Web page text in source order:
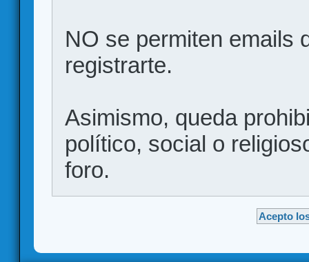
NO se permiten emails
registrarte.
Asimismo, queda
político, social o
foro.